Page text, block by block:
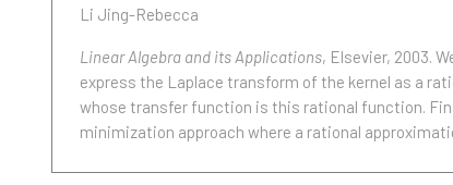
Li Jing-Rebecca
Linear Algebra and its Applications, Elsevier, 2003.
express the Laplace transform of the kernel as a
whose transfer function is this rational function.
minimization approach where a rational